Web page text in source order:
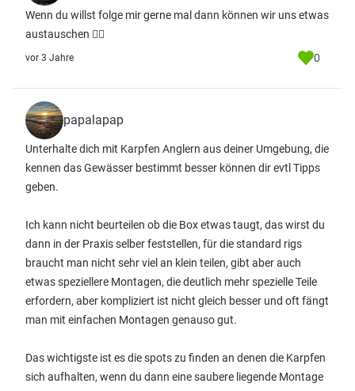
Wenn du willst folge mir gerne mal dann können wir uns etwas
austauschen ✌🏻
vor 3 Jahre 0
papalapap
Unterhalte dich mit Karpfen Anglern aus deiner Umgebung, die
kennen das Gewässer bestimmt besser können dir evtl Tipps
geben.
Ich kann nicht beurteilen ob die Box etwas taugt, das wirst du
dann in der Praxis selber feststellen, für die standard rigs
braucht man nicht sehr viel an klein teilen, gibt aber auch
etwas speziellere Montagen, die deutlich mehr spezielle Teile
erfordern, aber kompliziert ist nicht gleich besser und oft fängt
man mit einfachen Montagen genauso gut.
Das wichtigste ist es die spots zu finden an denen die Karpfen
sich aufhalten, wenn du dann eine saubere liegende Montage